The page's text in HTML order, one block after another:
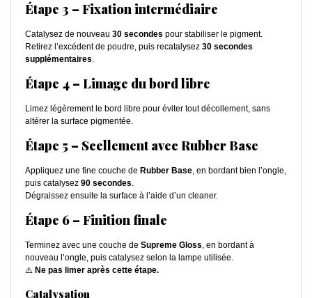
Étape 3 – Fixation intermédiaire
Catalysez de nouveau 30 secondes pour stabiliser le pigment.
Retirez l’excédent de poudre, puis recatalysez 30 secondes
supplémentaires.
Étape 4 – Limage du bord libre
Limez légèrement le bord libre pour éviter tout décollement, sans
altérer la surface pigmentée.
Étape 5 – Scellement avec Rubber Base
Appliquez une fine couche de Rubber Base, en bordant bien l’ongle,
puis catalysez 90 secondes.
Dégraissez ensuite la surface à l’aide d’un cleaner.
Étape 6 – Finition finale
Terminez avec une couche de Supreme Gloss, en bordant à
nouveau l’ongle, puis catalysez selon la lampe utilisée.
⚠️ Ne pas limer après cette étape.
Catalysation